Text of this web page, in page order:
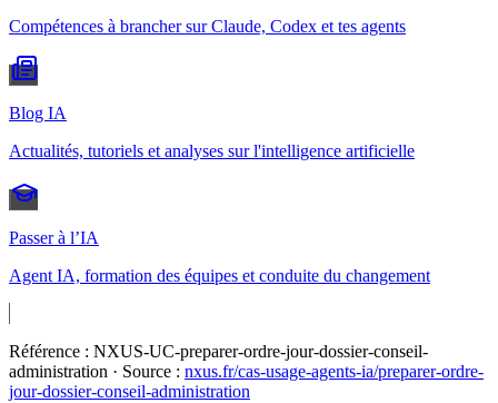
Compétences à brancher sur Claude, Codex et tes agents
Blog IA
Actualités, tutoriels et analyses sur l'intelligence artificielle
Passer à l’IA
Agent IA, formation des équipes et conduite du changement
Référence : NXUS-UC-preparer-ordre-jour-dossier-conseil-
administration · Source : nxus.fr/cas-usage-agents-ia/preparer-ordre-
jour-dossier-conseil-administration